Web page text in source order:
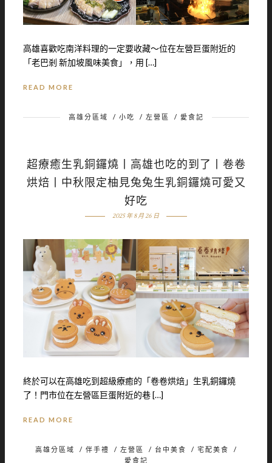
高雄喜歡吃南洋料理的一定要收藏～位在左營巨蛋附近的
「老巴剎 新加坡風味美食」，用 […]
READ MORE
高雄分區域 / 小吃 / 左營區 / 愛食記
超療癒生乳銅鑼燒丨高雄也吃的到了丨卷卷
烘焙丨中秋限定柚見兔兔生乳銅鑼燒可愛又
好吃
2025 年 8 月 26 日
終於可以在高雄吃到超級療癒的「卷卷烘焙」生乳銅鑼燒
了！門市位在左營區巨蛋附近的巷 […]
READ MORE
高雄分區域 / 伴手禮 / 左營區 / 台中美食 / 宅配美食
/
愛食記